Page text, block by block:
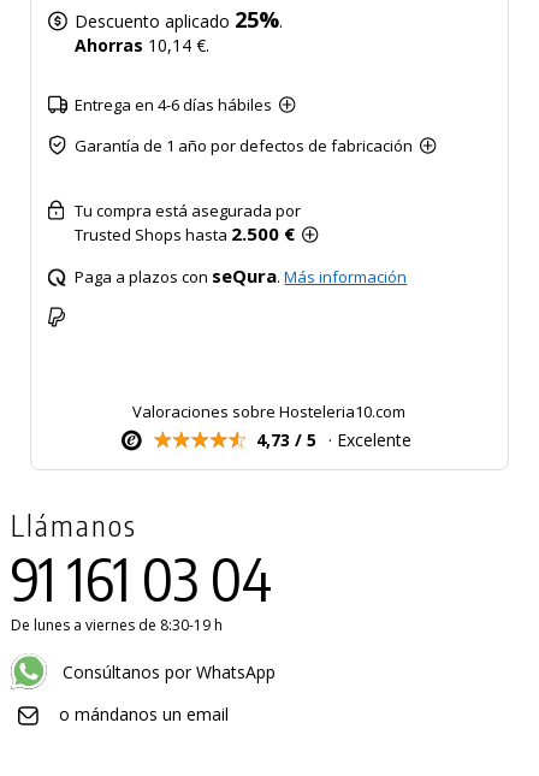
Descuento aplicado 25%.
Ahorras 10,14 €.
Entrega en 4-6 días hábiles
Garantía de 1 año por defectos de fabricación
Tu compra está asegurada por
Trusted Shops hasta 2.500 €
Paga a plazos con seQura.Más información
Valoraciones sobre Hosteleria10.com
4,73 / 5 · Excelente
Llámanos
91 161 03 04
De lunes a viernes de 8:30-19 h
Consúltanos por WhatsApp
o mándanos un email